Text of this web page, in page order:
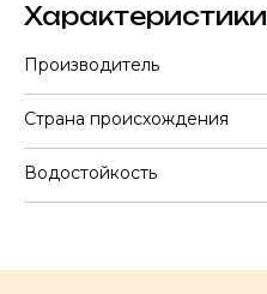
Характеристики
Производитель
Страна происхождения
Водостойкость